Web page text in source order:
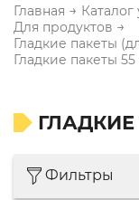
Главная → Каталог
Для продуктов →
Гладкие пакеты
Гладкие пакеты
Фильтры